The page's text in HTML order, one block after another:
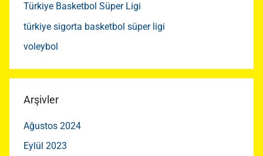
Türkiye Basketbol Süper Ligi
türkiye sigorta basketbol süper ligi
voleybol
Arşivler
Ağustos 2024
Eylül 2023